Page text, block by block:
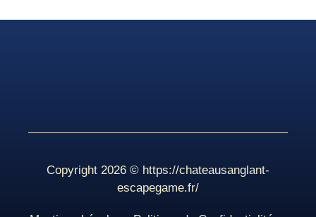
Copyright 2026 © https://chateausanglant-
escapegame.fr/